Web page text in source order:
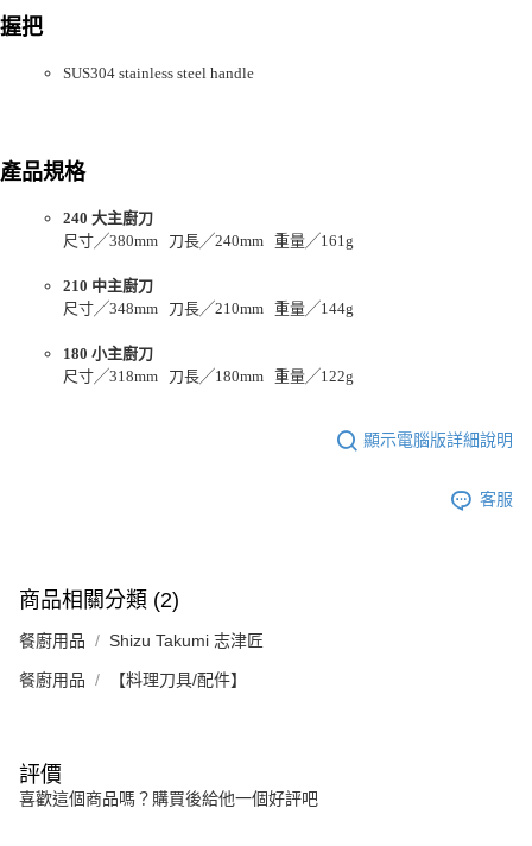
握把
SUS304 stainless steel handle
產品規格
240 大主廚刀
尺寸╱380mm 刀長╱240mm 重量╱161g
210 中主廚刀
尺寸╱348mm 刀長╱210mm 重量╱144g
180 小主廚刀
尺寸╱318mm 刀長╱180mm 重量╱122g
顯示電腦版詳細說明
客服
商品相關分類 (2)
餐廚用品 Shizu Takumi 志津匠
餐廚用品 【料理刀具/配件】
評價
喜歡這個商品嗎？購買後給他一個好評吧